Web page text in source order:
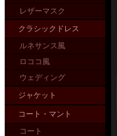
レザーマスク
クラシックドレス
ルネサンス風
ロココ風
ウェディング
ジャケット
コート・マント
コート